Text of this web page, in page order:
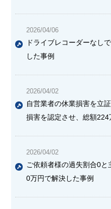
2026/04/06
ドライブレコーダーなし
した事例
2026/04/02
自営業者の休業損害を立
損害を認定させ、総額224
2026/04/02
ご依頼者様の過失割合0
0万円で解決した事例